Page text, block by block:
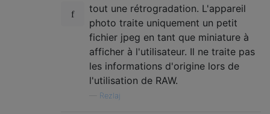
tout une rétrogradation. L'appareil
photo traite uniquement un petit
fichier jpeg en tant que miniature à
afficher à l'utilisateur. Il ne traite pas
les informations d'origine lors de
l'utilisation de RAW.
Rezlaj